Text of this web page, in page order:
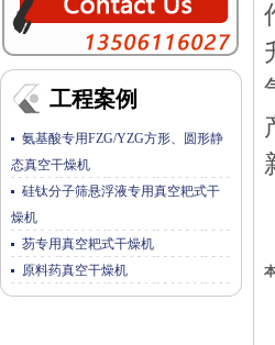
工程案例
氨基酸专用FZG/YZG方形、圆形静
态真空干燥机
硅钛分子筛悬浮液专用真空耙式干
燥机
芴专用真空耙式干燥机
原料药真空干燥机